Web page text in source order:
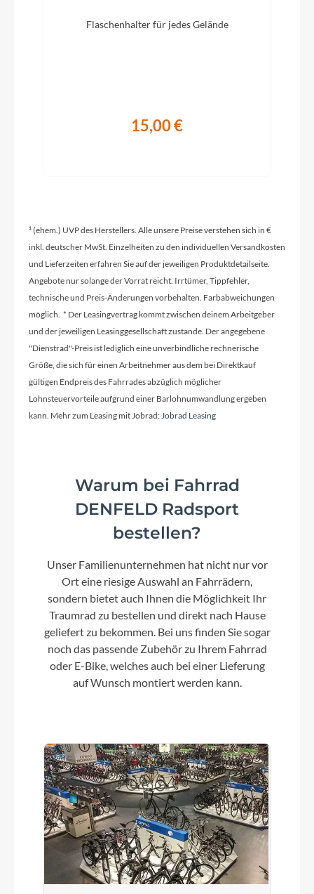
Shimano Dura-Ace RD-R9250 24 Speed
Shimano Dura Ace CS-R9200-12 11-34
Lenker
Syncros IC-R100-SL Carbon combo
Farbe
cumulus white/carbon black
Gewicht
6.7 kg
Umwerfer
Shimano Dura-Ace FD-R9250 Electronic Shift
System
Steuersatz
Acros AIF-1317S
Gabel
Addict RC HMX Flatmount Disc 27.2mm
Eccentric Carbon steerer
Sattelstütze
Flaschenhalter für jedes Gelände
15,00 €
¹ (ehem.) UVP des Herstellers. Alle unsere Preise verstehen sich in €
inkl. deutscher MwSt. Einzelheiten zu den individuellen Versandkosten
und Lieferzeiten erfahren Sie auf der jeweiligen Produktdetailseite.
Angebote nur solange der Vorrat reicht. Irrtümer, Tippfehler,
technische und Preis-Änderungen vorbehalten. Farbabweichungen
möglich. * Der Leasingvertrag kommt zwischen deinem Arbeitgeber
und der jeweiligen Leasinggesellschaft zustande. Der angegebene
"Dienstrad"-Preis ist lediglich eine unverbindliche rechnerische
Größe, die sich für einen Arbeitnehmer aus dem bei Direktkauf
gültigen Endpreis des Fahrrades abzüglich möglicher
Lohnsteuervorteile aufgrund einer Barlohnumwandlung ergeben
kann. Mehr zum Leasing mit Jobrad:Jobrad Leasing
Warum bei Fahrrad
DENFELD Radsport
bestellen?
Unser Familienunternehmen hat nicht nur vor
Ort eine riesige Auswahl an Fahrrädern,
sondern bietet auch Ihnen die Möglichkeit Ihr
Traumrad zu bestellen und direkt nach Hause
geliefert zu bekommen. Bei uns finden Sie sogar
noch das passende Zubehör zu Ihrem Fahrrad
oder E-Bike, welches auch bei einer Lieferung
auf Wunsch montiert werden kann.